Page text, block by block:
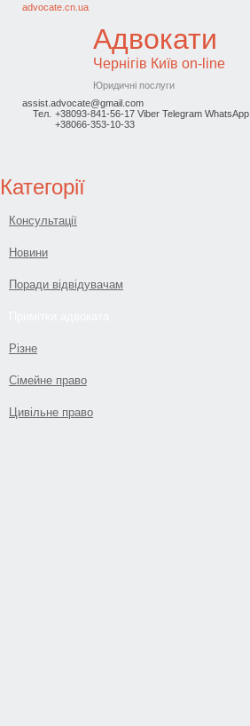
advocate.cn.ua
Адвокати
Чернігів Київ on-line
Юридичні послуги
assist.advocate@gmail.com
Тел. +38093-841-56-17 Viber Telegram WhatsApp
+38066-353-10-33
Категорії
Консультації
Новини
Поради відвідувачам
Різне
Сімейне право
Цивільне право